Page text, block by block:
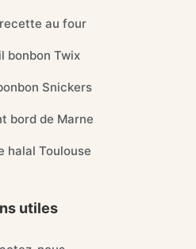
au four
bonbon Twix
Snickers
bord de Marne
halal Toulouse
utiles